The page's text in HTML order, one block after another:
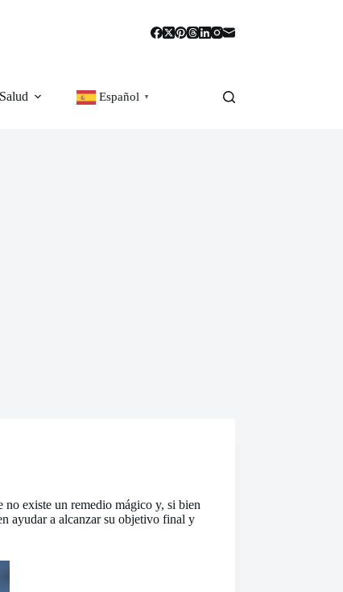
Salud Español ▼
existe un remedio mágico y, si bien
ayudar a alcanzar su objetivo final y